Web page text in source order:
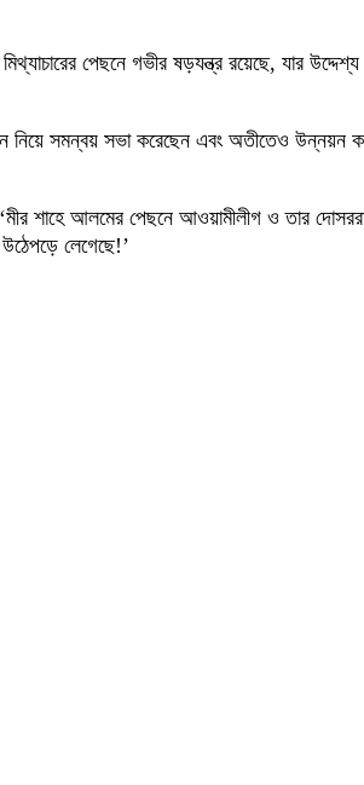
পেছনে গভীর ষড়যন্ত্র রয়েছে, যার উদ্দেশ্য
সমন্বয় সভা করেছেন এবং অতীতেও উন্নয়ন
শাহে আলমের পেছনে আওয়ামীলীগ ও তার
লেগেছে!’